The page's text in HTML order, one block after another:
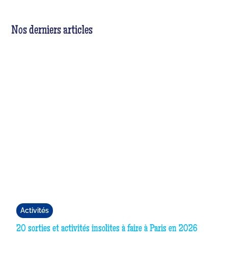
Nos derniers articles
Activités
20 sorties et activités insolites à faire à Paris en 2026